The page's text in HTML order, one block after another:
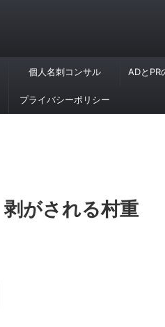
個人名刺コンサル ADとPR
プライバシーポリシー
剥がされる村重